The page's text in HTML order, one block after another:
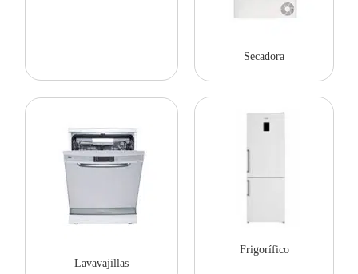
Secadora
Lavavajillas
Frigorífico